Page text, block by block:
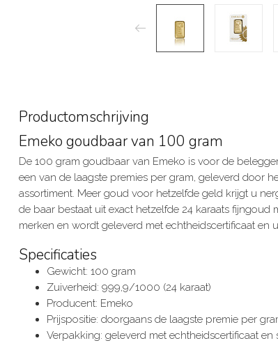
Productomschrijving
Emeko goudbaar van 100 gram
De 100 gram goudbaar van Emeko is voor de
een van de laagste premies per gram, geleverd door
assortiment. Meer goud voor hetzelfde geld krijgt u
de baar bestaat uit exact hetzelfde 24 karaats
merken en wordt geleverd met echtheidscertificaat en
Specificaties
Gewicht: 100 gram
Zuiverheid: 999,9/1000 (24 karaat)
Producent: Emeko
Prijspositie: doorgaans de laagste premie per
Verpakking: geleverd met echtheidscertificaat en